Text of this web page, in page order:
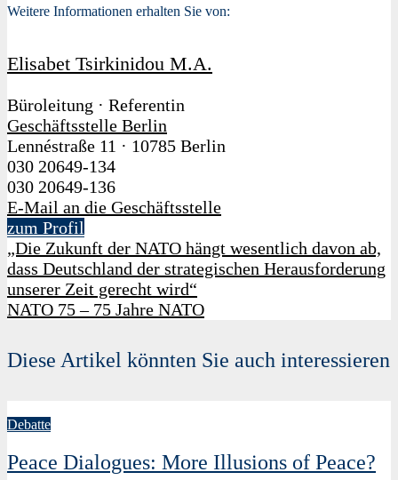
Weitere Informationen erhalten Sie von:
Elisabet Tsirkinidou M.A.
Büroleitung · Referentin
Geschäftsstelle Berlin
Lennéstraße 11 · 10785 Berlin
030 20649-134
030 20649-136
E-Mail an die Geschäftsstelle
zum Profil
„Die Zukunft der NATO hängt wesentlich davon ab,
dass Deutschland der strategischen Herausforderung
unserer Zeit gerecht wird“
NATO 75 – 75 Jahre NATO
Diese Artikel könnten Sie auch interessieren
Debatte
Peace Dialogues: More Illusions of Peace?